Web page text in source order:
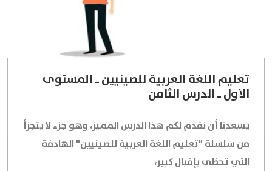
تعليم اللغة العربية للصينيين ـ المستوى
الأول ـ الدرس الثامن
يسعدنا أن نقدم لكم هذا الدرس المميز، وهو جزء لا يتجزأ
من سلسلة "تعليم اللغة العربية للصينيين" الهادفة
التي تحظى بإقبال كبير،